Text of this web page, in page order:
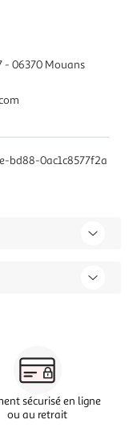
- 06370 Mouans
bd88-0ac1c8577f2a
sécurisé en ligne
ou au retrait